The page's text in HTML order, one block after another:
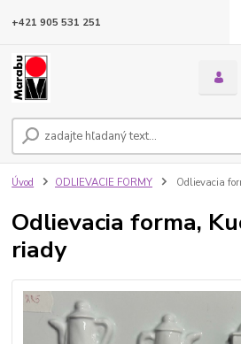
+421 905 531 251
Úvod ODLIEVACIE FORMY Odlievacia
Odlievacia forma,
riady